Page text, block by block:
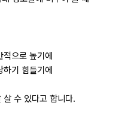
으로 높기에
기 힘들기에
수 있다고 합니다.